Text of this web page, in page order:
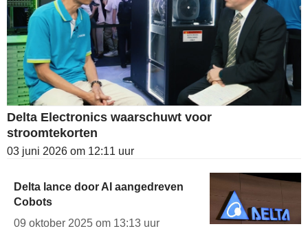
Delta Electronics waarschuwt voor
stroomtekorten
03 juni 2026 om 12:11 uur
Delta lance door AI aangedreven
Cobots
09 oktober 2025 om 13:13 uur